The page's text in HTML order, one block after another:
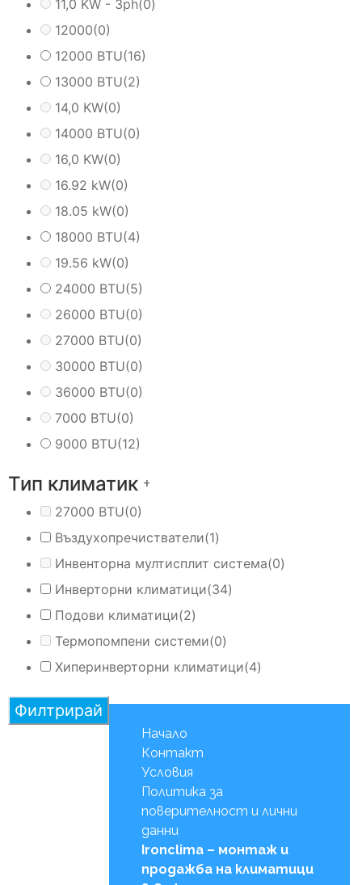
11,0 KW - 3ph(0)
12000(0)
12000 BTU(16)
13000 BTU(2)
14,0 KW(0)
14000 BTU(0)
16,0 KW(0)
16.92 kW(0)
18.05 kW(0)
18000 BTU(4)
19.56 kW(0)
24000 BTU(5)
26000 BTU(0)
27000 BTU(0)
30000 BTU(0)
36000 BTU(0)
7000 BTU(0)
9000 BTU(12)
Тип климатик +
27000 BTU(0)
Въздухопречистватели(1)
Инвенторна мултисплит система(0)
Инверторни климатици(34)
Подови климатици(2)
Термопомпени системи(0)
Хиперинверторни климатици(4)
Филтрирай
Начало
Контакт
Условия
Политика за
поверителност и лични
данни
Ironclima – монтаж и
продажба на климатици